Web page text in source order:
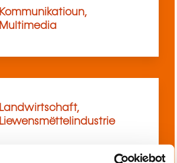
Kommunikatioun,
Multimedia
Landwirtschaft,
Liewensmëttelindustrie